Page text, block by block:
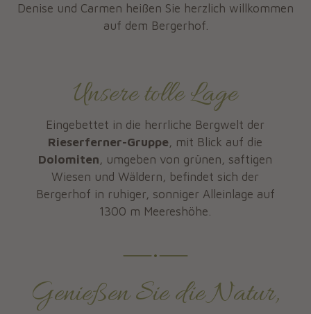
Denise und Carmen heißen Sie herzlich willkommen
auf dem Bergerhof.
Unsere tolle Lage
Eingebettet in die herrliche Bergwelt der
Rieserferner-Gruppe, mit Blick auf die
Dolomiten , umgeben von grünen, saftigen
Wiesen und Wäldern, befindet sich der
Bergerhof in ruhiger, sonniger Alleinlage auf
1300 m Meereshöhe.
Genießen Sie die Natur,